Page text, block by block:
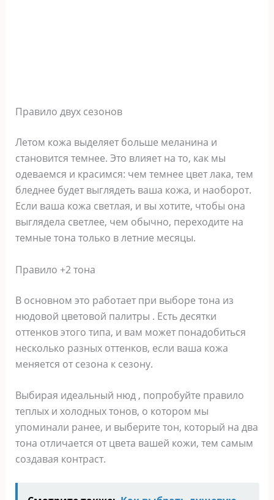
Правило двух сезонов
Летом кожа выделяет больше меланина и
становится темнее. Это влияет на то, как мы
одеваемся и красимся: чем темнее цвет лака, тем
бледнее будет выглядеть ваша кожа, и наоборот.
Если ваша кожа светлая, и вы хотите, чтобы она
выглядела светлее, чем обычно, переходите на
темные тона только в летние месяцы.
Правило +2 тона
В основном это работает при выборе тона из
нюдовой цветовой палитры . Есть десятки
оттенков этого типа, и вам может понадобиться
несколько разных оттенков, если ваша кожа
меняется от сезона к сезону.
Выбирая идеальный нюд , попробуйте правило
теплых и холодных тонов, о котором мы
упоминали ранее, и выберите тон, который на два
тона отличается от цвета вашей кожи, тем самым
создавая контраст.